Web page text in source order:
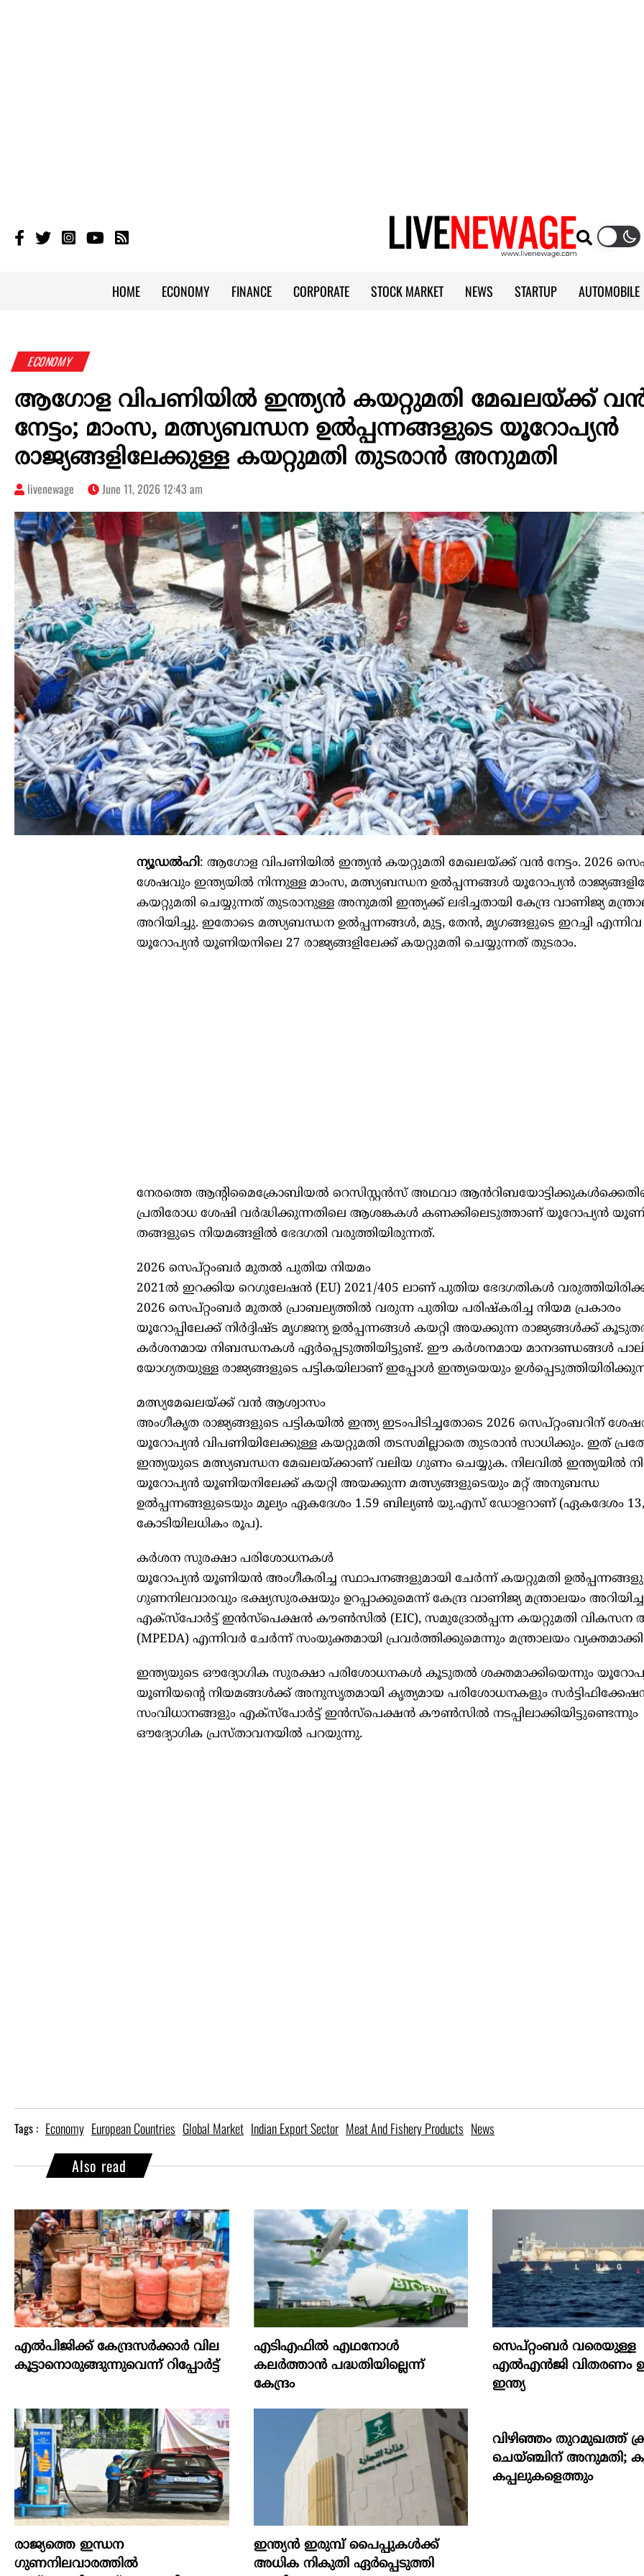
HOME ECONOMY FINANCE CORPORATE STOCK MARKET NEWS STARTUP AUTOMOBILE
ECONOMY
ആഗോള വിപണിയിൽ ഇന്ത്യൻ കയറ്റുമതി മേഖലയ്ക്ക്
നേട്ടം; മാംസ, മത്സ്യബന്ധന ഉൽപ്പന്നങ്ങളുടെ യൂറോപ്യൻ
രാജ്യങ്ങളിലേക്കുള്ള കയറ്റുമതി തുടരാൻ അനുമതി
livenewage June 11, 2026 12:43 am
ന്യൂഡൽഹി: ആഗോള വിപണിയിൽ ഇന്ത്യൻ കയറ്റുമതി മേഖലയ്ക്ക് വൻ നേട്ടം. 2026
ശേഷവും ഇന്ത്യയിൽ നിന്നുള്ള മാംസ, മത്സ്യബന്ധന ഉൽപ്പന്നങ്ങൾ യൂറോപ്യൻ
കയറ്റുമതി ചെയ്യുന്നത് തുടരാനുള്ള അനുമതി ഇന്ത്യക്ക് ലഭിച്ചതായി കേന്ദ്ര വാണിജ്യ
അറിയിച്ചു. ഇതോടെ മത്സ്യബന്ധന ഉൽപ്പന്നങ്ങൾ, മുട്ട, തേൻ, മൃഗങ്ങളുടെ ഇറച്ചി എന്നിവ
യൂറോപ്യൻ യൂണിയനിലെ 27 രാജ്യങ്ങളിലേക്ക് കയറ്റുമതി ചെയ്യുന്നത് തുടരാം.
നേരത്തെ ആന്റിമൈക്രോബിയൽ റെസിസ്റ്റൻസ് അഥവാ
പ്രതിരോധ ശേഷി വർദ്ധിക്കുന്നതിലെ ആശങ്കകൾ കണക്കിലെടുത്താണ് യൂറോപ്യൻ
തങ്ങളുടെ നിയമങ്ങളിൽ ഭേദഗതി വരുത്തിയിരുന്നത്.
2026 സെപ്റ്റംബർ മുതൽ പുതിയ നിയമം
2021ൽ ഇറക്കിയ റെഗുലേഷൻ (EU) 2021/405 ലാണ് പുതിയ ഭേദഗതികൾ
2026 സെപ്റ്റംബർ മുതൽ പ്രാബല്യത്തിൽ വരുന്ന പുതിയ പരിഷ്കരിച്ച നിയമ പ്രകാരം
യൂറോപ്പിലേക്ക് നിർദ്ദിഷ്ട മൃഗജന്യ ഉൽപ്പന്നങ്ങൾ കയറ്റി അയക്കുന്ന രാജ്യങ്ങൾക്ക്
കർശനമായ നിബന്ധനകൾ ഏർപ്പെടുത്തിയിട്ടുണ്ട്. ഈ കർശനമായ മാനദണ്ഡങ്ങൾ
യോഗ്യതയുള്ള രാജ്യങ്ങളുടെ പട്ടികയിലാണ് ഇപ്പോൾ ഇന്ത്യയെയും
മത്സ്യമേഖലയ്ക്ക് വൻ ആശ്വാസം
അംഗീകൃത രാജ്യങ്ങളുടെ പട്ടികയിൽ ഇന്ത്യ ഇടംപിടിച്ചതോടെ 2026 സെപ്റ്റംബറിന്
യൂറോപ്യൻ വിപണിയിലേക്കുള്ള കയറ്റുമതി തടസമില്ലാതെ തുടരാൻ സാധിക്കും. ഇത്
ഇന്ത്യയുടെ മത്സ്യബന്ധന മേഖലയ്ക്കാണ് വലിയ ഗുണം ചെയ്യുക. നിലവിൽ ഇന്ത്യയിൽ
യൂറോപ്യൻ യൂണിയനിലേക്ക് കയറ്റി അയക്കുന്ന മത്സ്യങ്ങളുടെയും മറ്റ് അനുബന്ധ
ഉൽപ്പന്നങ്ങളുടെയും മൂല്യം ഏകദേശം 1.59 ബില്യൺ യു.എസ് ഡോളറാണ് (ഏകദേശം
കോടിയിലധികം രൂപ).
കർശന സുരക്ഷാ പരിശോധനകൾ
യൂറോപ്യൻ യൂണിയൻ അംഗീകരിച്ച സ്ഥാപനങ്ങളുമായി ചേർന്ന് കയറ്റുമതി
ഗുണനിലവാരവും ഭക്ഷ്യസുരക്ഷയും ഉറപ്പാക്കുമെന്ന് കേന്ദ്ര വാണിജ്യ മന്ത്രാലയം
എക്സ്പോർട്ട് ഇൻസ്പെക്ഷൻ കൗൺസിൽ (EIC), സമുദ്രോൽപ്പന്ന കയറ്റുമതി വികസന
(MPEDA) എന്നിവർ ചേർന്ന് സംയുക്തമായി പ്രവർത്തിക്കുമെന്നും മന്ത്രാലയം
ഇന്ത്യയുടെ ഔദ്യോഗിക സുരക്ഷാ പരിശോധനകൾ കൂടുതൽ ശക്തമാക്കിയെന്നും
യൂണിയന്റെ നിയമങ്ങൾക്ക് അനുസൃതമായി കൃത്യമായ പരിശോധനകളും
സംവിധാനങ്ങളും എക്സ്പോർട്ട് ഇൻസ്പെക്ഷൻ കൗൺസിൽ നടപ്പിലാക്കിയിട്ടുണ്ടെന്നും
ഔദ്യോഗിക പ്രസ്താവനയിൽ പറയുന്നു.
Tags : Economy European Countries Global Market Indian Export Sector Meat And Fishery Products News
Also read
എല്‍പിജിക്ക് കേന്ദ്രസർക്കാർ വില
കൂട്ടാനൊരുങ്ങുന്നുവെന്ന് റിപ്പോർട്ട്
എടിഎഫില്‍ എഥനോള്‍
കലര്‍ത്താന്‍ പദ്ധതിയില്ലെന്ന്
കേന്ദ്രം
സെപ്റ്റംബർ വരെയുള്ള
എൽഎൻജി വിതരണം
ഇന്ത്യ
രാജ്യത്തെ ഇന്ധന
ഗുണനിലവാരത്തില്‍
ഇന്ത്യൻ ഇരുമ്പ് പൈപ്പുകൾക്ക്
അധിക നികുതി ഏർപ്പെടുത്തി
വിഴിഞ്ഞം തുറമുഖത്ത്
ചെയ്ഞ്ചിന് അനുമതി;
കപ്പലുകളെത്തും